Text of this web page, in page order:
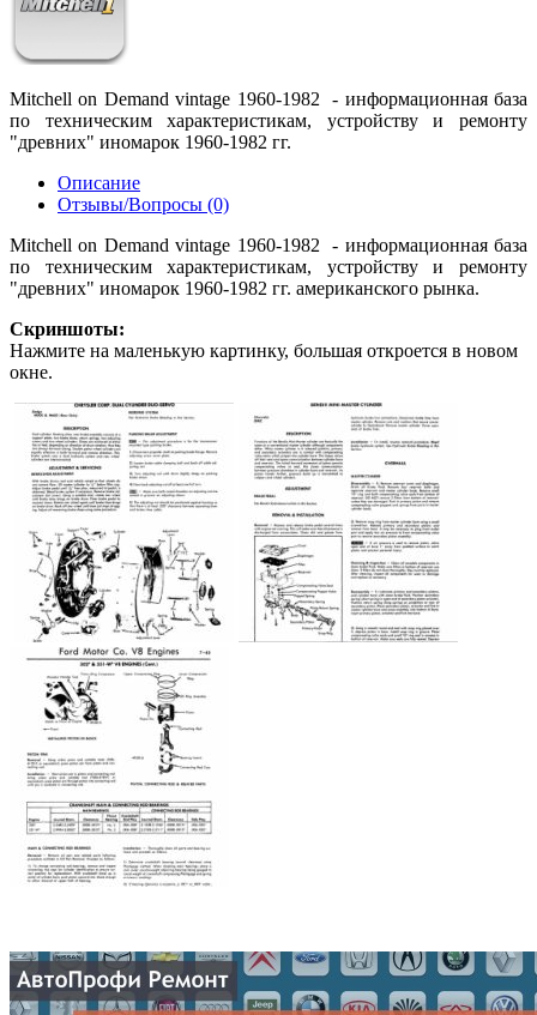
Mitchell on Demand vintage 1960-1982 - информационная база
по техническим характеристикам, устройству и ремонту
"древних" иномарок 1960-1982 гг.
Описание
Отзывы/Вопросы (0)
Mitchell on Demand vintage 1960-1982 - информационная база
по техническим характеристикам, устройству и ремонту
"древних" иномарок 1960-1982 гг. американского рынка.
Скриншоты:
Нажмите на маленькую картинку, большая откроется в новом
окне.